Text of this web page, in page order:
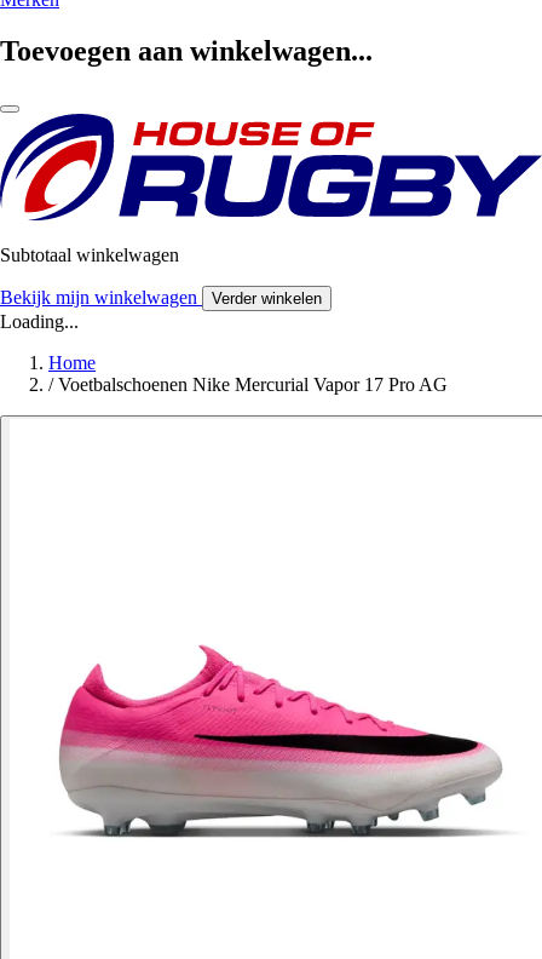
Toevoegen aan winkelwagen...
Subtotaal winkelwagen
Bekijk mijn winkelwagen Verder winkelen
Loading...
Home
/ Voetbalschoenen Nike Mercurial Vapor 17 Pro AG